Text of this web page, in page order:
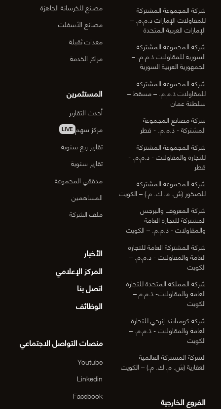
شركة المجموعة المشتركة
للمقاولات الإمارات ذ.م.م. –
الإمارات العربية المتحدة
شركة المجموعة المشتركة
السورية للمقاولات ذ.م.م. –
الجمهورية العربية السورية
شركة المجموعة المشتركة
للمقاولات ذ.م.م. – مسقط –
سلطنة عمان
شركة مصانع المجموعة
المشتركة - ذ.م.م. - قطر
شركة المجموعة المشتركة
للتجارة والمقاولات - ذ.م.م. -
قطر
شركة المجموعة المشتركة
للصخور (ش. م. ك. م.) – الكويت
شركة المعروف والبرجس
المشتركة للتجارة العامة
والمقاولات - ذ.م.م. – الكويت
شركة المشتركة العامة للتجارة
العامة والمقاولات - ذ.م.م. –
الكويت
شركة المملكة المتحدة للتجارة
العامة والمقاولات- ذ.م.م –
الكويت
شركة كومبايند إنرجي للتجارة
العامة والمقاولات - ذ.م.م. –
الكويت
الشركة المشتركة العالمية
العقارية (ش. م. ك. م.) – الكويت
الفروع الخارجية
مصنع للخرسانة الجاهزة
مصانع الأسفلت
معدات ثقيلة
مراكز الخدمة
المستثمرين
أحدث التقارير
مركز سهم LIVE
تقارير ربع سنوية
تقارير سنوية
مدققي المجموعة
المساهمين
ملف الشركة
الأخبار
المركز الإعلامي
اتصل بنا
الوظائف
منصات التواصل الاجتماعي
Youtube
Linkedin
Facebook